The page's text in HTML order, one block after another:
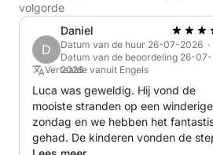
Verboden services: Dranken,
broodjes of snacks die u zelf
Overige betaalde services:
gangen), minimaal drie dagen
bestellen, wijn, champagne
Boek nu op Click&Boat en
volgorde
D
Daniel
Datum van de huur 26-07-2026 ·
Datum van de beoordeling 26-07-
2026
Vertaalde vanuit Engels
Luca was geweldig. Hij vond de
mooiste stranden op een winderige
zondag en we hebben het
gehad. De kinderen vonden de